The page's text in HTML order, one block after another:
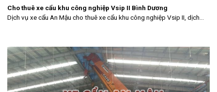
Cho thuê xe cẩu khu công nghiệp Vsip II Bình Dương
Dịch vụ xe cẩu An Mậu cho thuê xe cẩu khu công nghiệp Vsip II, dịch...